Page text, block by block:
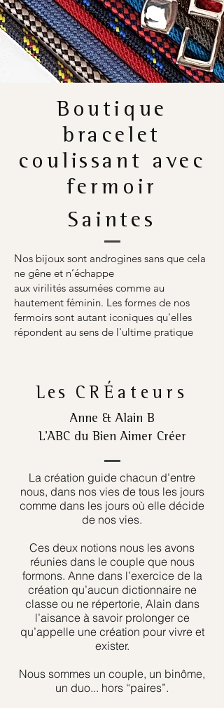
Boutique
bracelet
coulissant avec
fermoir
Saintes
Nos bijoux sont androgines sans que cela
ne gêne et n’échappe
aux virilités assumées comme au
hautement féminin. Les formes de nos
fermoirs sont autant iconiques qu'elles
répondent au sens de l'ultime pratique
Les CRÉateurs
Anne & Alain B
L’ABC du Bien Aimer Créer
La création guide chacun d’entre
nous, dans nos vies de tous les jours
comme dans les jours où elle décide
de nos vies.
Ces deux notions nous les avons
réunies dans le couple que nous
formons. Anne dans l’exercice de la
création qu’aucun dictionnaire ne
classe ou ne répertorie, Alain dans
l’aisance à savoir prolonger ce
qu’appelle une création pour vivre et
exister.
Nous sommes un couple, un binôme,
un duo... hors “paires”.